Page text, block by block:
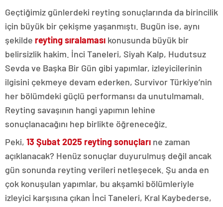
Geçtiğimiz günlerdeki reyting sonuçlarında da birincilik
için büyük bir çekişme yaşanmıştı. Bugün ise, aynı
şekilde reyting sıralaması konusunda büyük bir
belirsizlik hakim. İnci Taneleri, Siyah Kalp, Hudutsuz
Sevda ve Başka Bir Gün gibi yapımlar, izleyicilerinin
ilgisini çekmeye devam ederken, Survivor Türkiye’nin
her bölümdeki güçlü performansı da unutulmamalı.
Reyting savaşının hangi yapımın lehine
sonuçlanacağını hep birlikte öğreneceğiz.
Peki, 13 Şubat 2025 reyting sonuçları ne zaman
açıklanacak? Henüz sonuçlar duyurulmuş değil ancak
gün sonunda reyting verileri netleşecek. Şu anda en
çok konuşulan yapımlar, bu akşamki bölümleriyle
izleyici karşısına çıkan İnci Taneleri, Kral Kaybederse,